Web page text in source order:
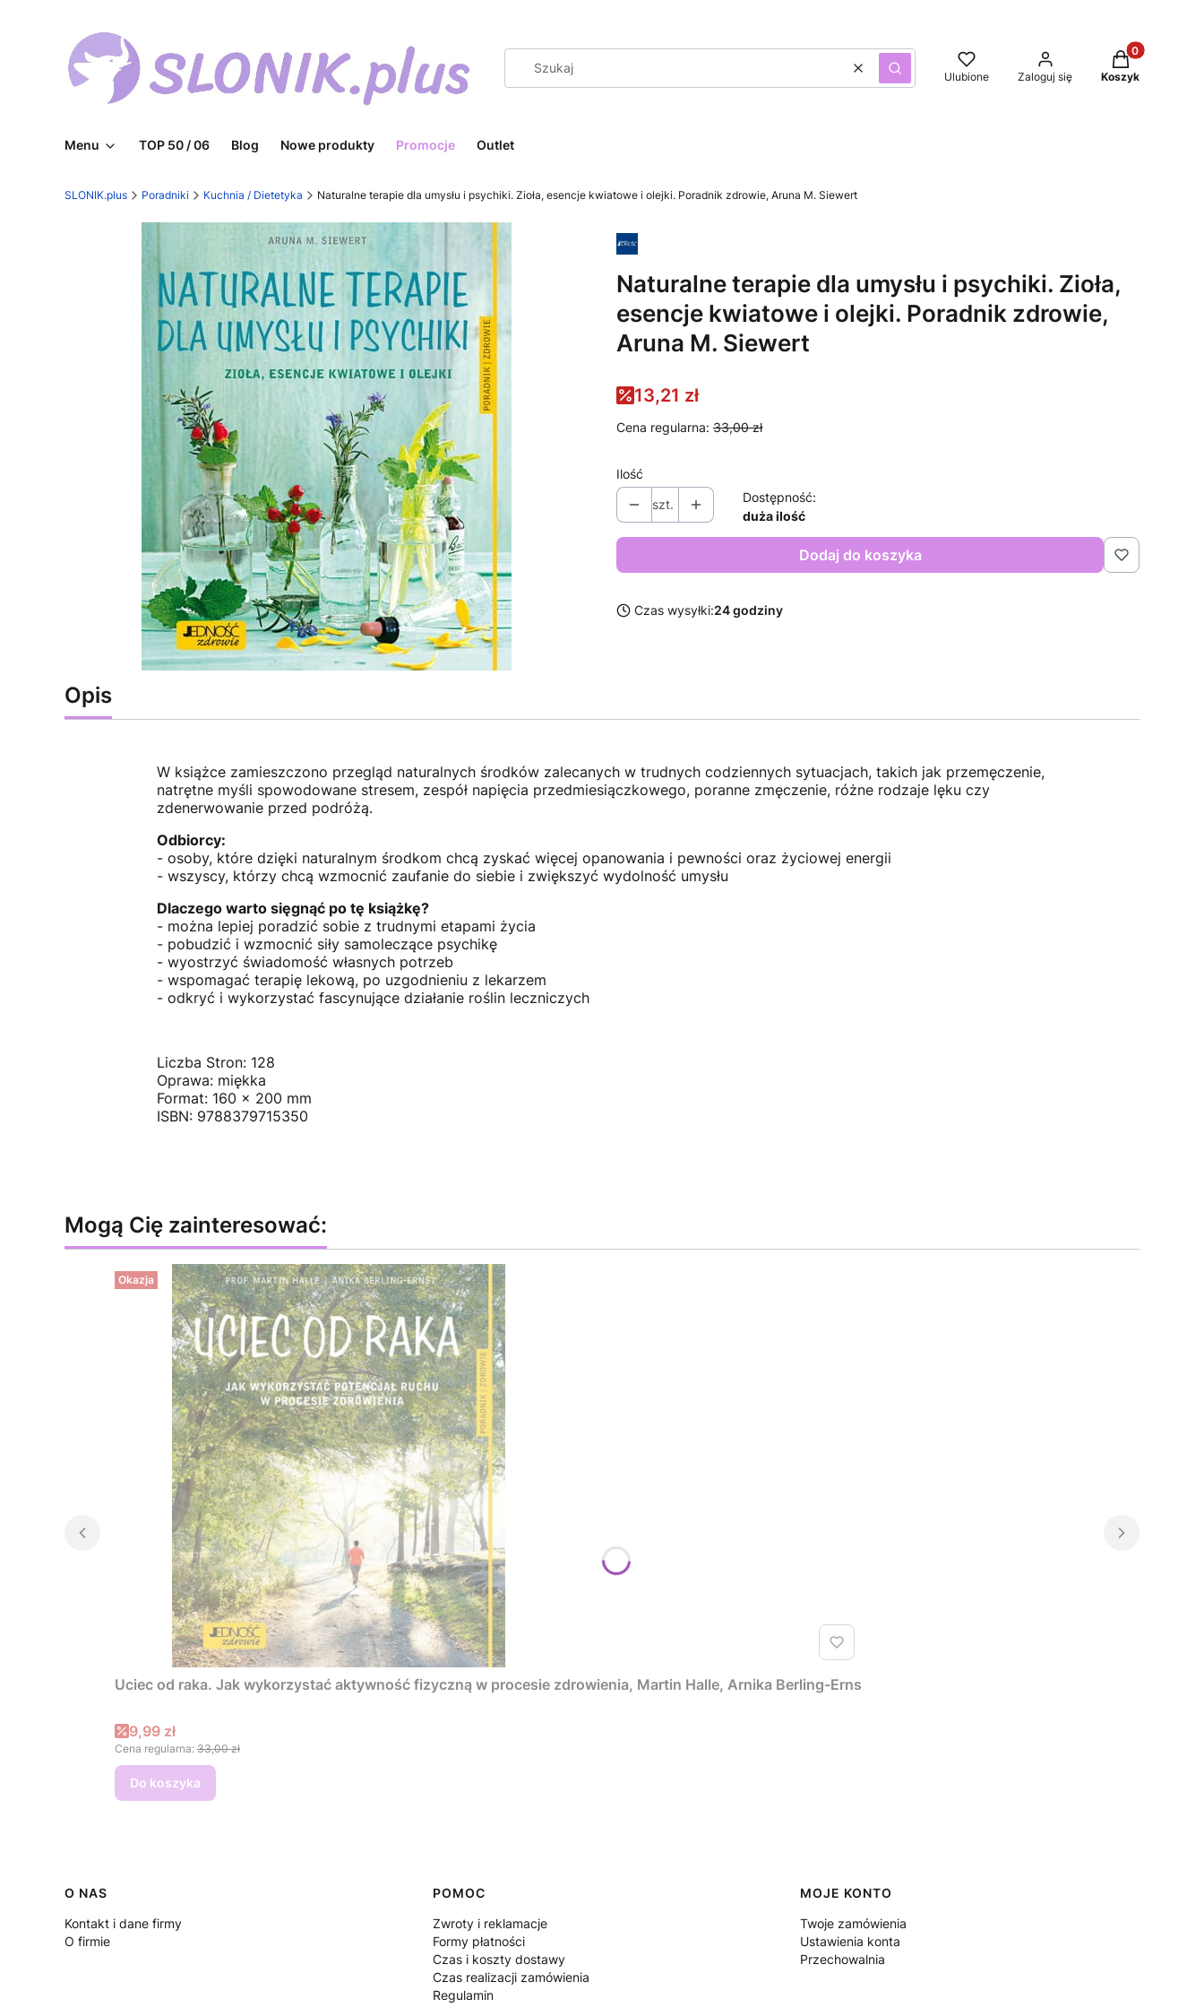
WyczyśćSzukaj Ulubione Zaloguj się
Produkty w
Koszyk
Menu TOP 50 / 06 Blog Nowe produkty Promocje Outlet
SLONIK.plus Poradniki Kuchnia / Dietetyka Naturalne terapie dla umysłu i psychiki. Zioła, esencje kwiatowe i olejki. Poradnik zdrowie, Aruna M. Siewert
Naturalne terapie dla umysłu i psychiki. Zioła,
esencje kwiatowe i olejki. Poradnik zdrowie,
Aruna M. Siewert
13,21 zł
Cena regularna: 33,00 zł
Ilość
szt.
Dostępność:
duża ilość
Dodaj do koszyka
Czas wysyłki:24 godziny
Opis
W książce zamieszczono przegląd naturalnych środków zalecanych w trudnych codziennych sytuacjach, takich jak przemęczenie,
natrętne myśli spowodowane stresem, zespół napięcia przedmiesiączkowego, poranne zmęczenie, różne rodzaje lęku czy
zdenerwowanie przed podróżą.
Odbiorcy:
- osoby, które dzięki naturalnym środkom chcą zyskać więcej opanowania i pewności oraz życiowej energii
- wszyscy, którzy chcą wzmocnić zaufanie do siebie i zwiększyć wydolność umysłu
Dlaczego warto sięgnąć po tę książkę?
- można lepiej poradzić sobie z trudnymi etapami życia
- pobudzić i wzmocnić siły samoleczące psychikę
- wyostrzyć świadomość własnych potrzeb
- wspomagać terapię lekową, po uzgodnieniu z lekarzem
- odkryć i wykorzystać fascynujące działanie roślin leczniczych
Liczba Stron: 128
Oprawa: miękka
Format: 160 x 200 mm
ISBN: 9788379715350
Mogą Cię zainteresować:
Okazja
Uciec od raka. Jak wykorzystać aktywność fizyczną w procesie zdrowienia, Martin Halle, Arnika Berling-Erns
Cena promocyjna
9,99 zł
Cena regularna: 33,00 zł
Do koszyka
Linki w stopce
O NAS
Kontakt i dane firmy
O firmie
POMOC
Zwroty i reklamacje
Formy płatności
Czas i koszty dostawy
Czas realizacji zamówienia
Regulamin
MOJE KONTO
Twoje zamówienia
Ustawienia konta
Przechowalnia